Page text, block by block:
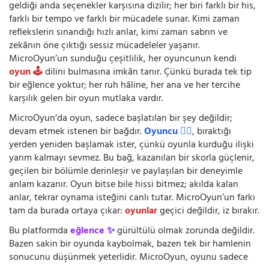
geldiği anda seçenekler karşısına dizilir; her biri farklı bir his,
farklı bir tempo ve farklı bir mücadele sunar. Kimi zaman
reflekslerin sınandığı hızlı anlar, kimi zaman sabrın ve
zekânın öne çıktığı sessiz mücadeleler yaşanır.
MicroOyun’un sunduğu çeşitlilik, her oyuncunun kendi
oyun 🕹️dilini bulmasına imkân tanır. Çünkü burada tek tip
bir eğlence yoktur; her ruh hâline, her ana ve her tercihe
karşılık gelen bir oyun mutlaka vardır.
MicroOyun’da oyun, sadece başlatılan bir şey değildir;
devam etmek istenen bir bağdır.Oyuncu 🧍‍♂️, bıraktığı
yerden yeniden başlamak ister, çünkü oyunla kurduğu ilişki
yarım kalmayı sevmez. Bu bağ, kazanılan bir skorla güçlenir,
geçilen bir bölümle derinleşir ve paylaşılan bir deneyimle
anlam kazanır. Oyun bitse bile hissi bitmez; akılda kalan
anlar, tekrar oynama isteğini canlı tutar. MicroOyun’un farkı
tam da burada ortaya çıkar:oyunlargeçici değildir, iz bırakır.
Bu platformdaeğlence ✨gürültülü olmak zorunda değildir.
Bazen sakin bir oyunda kaybolmak, bazen tek bir hamlenin
sonucunu düşünmek yeterlidir. MicroOyun, oyunu sadece